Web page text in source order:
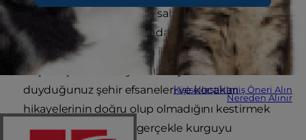
Kişiselleştirilmiş Öneri Alın
Nereden Alınır
Şimdi bir kedi yavrusuna sahip olduğunuza göre,
yıllar boyu kediler hakkında duyduğunuz onca
şey sizi aniden daha fazla ilgilendirmeye
başlamış olabilir. Hayatınız boyunca
duyduğunuz şehir efsaneleri ve kocakarı
hikayelerinin doğru olup olmadığını kestirmek
oldukça güç. Bu liste gerçekle kurguyu